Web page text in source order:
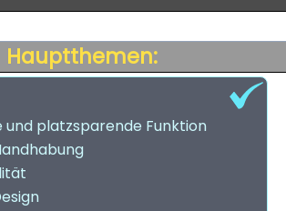
Hauptthemen:
und platzsparende Funktion